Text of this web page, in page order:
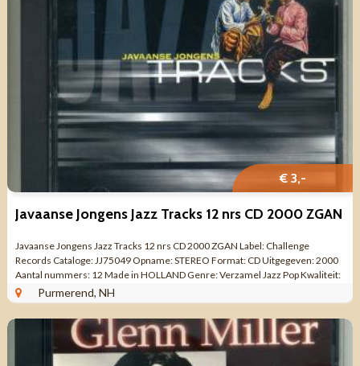
€ 3,-
Javaanse Jongens Jazz Tracks 12 nrs CD 2000 ZGAN
Javaanse Jongens Jazz Tracks 12 nrs CD 2000 ZGAN Label: Challenge
Records Cataloge: JJ75049 Opname: STEREO Format: CD Uitgegeven: 2000
Aantal nummers: 12 Made in HOLLAND Genre: Verzamel Jazz Pop Kwaliteit:
ZO GOED ALS NIEUW ...
Purmerend, NH